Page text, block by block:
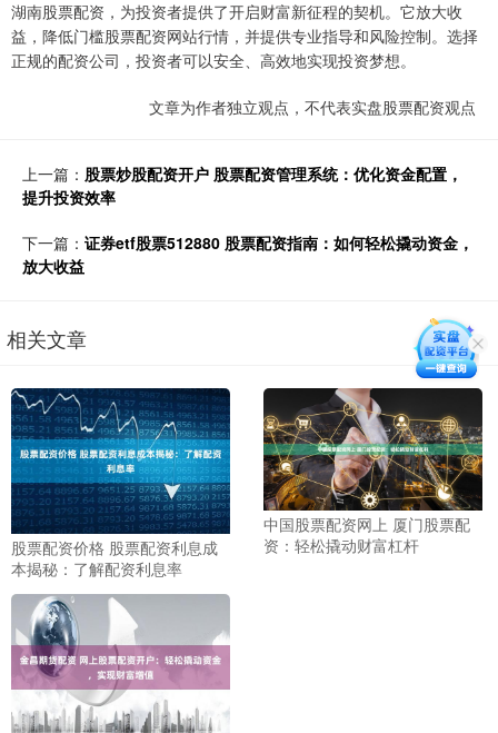
湖南股票配资，为投资者提供了开启财富新征程的契机。它放大收
益，降低门槛股票配资网站行情，并提供专业指导和风险控制。选择
正规的配资公司，投资者可以安全、高效地实现投资梦想。
文章为作者独立观点，不代表实盘股票配资观点
上一篇： 股票炒股配资开户 股票配资管理系统：优化资金配置，
提升投资效率
下一篇： 证券etf股票512880 股票配资指南：如何轻松撬动资金，
放大收益
相关文章
股票配资价格 股票配资利息成
本揭秘：了解配资利息率
中国股票配资网上 厦门股票配
资：轻松撬动财富杠杆